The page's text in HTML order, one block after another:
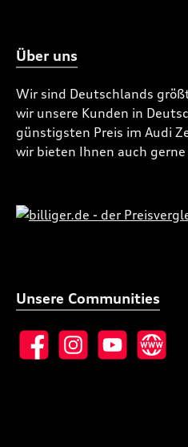
Über uns
Wir sind Deutschlands
wir unsere Kunden in
günstigsten Preis im Audi
wir bieten Ihnen auch
Unsere Communities
FacebookInstagramYouTubeWebsite